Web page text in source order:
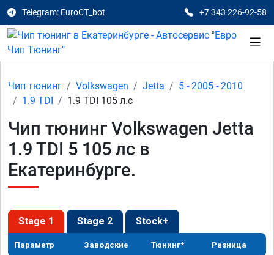
Telegram: EuroCT_bot +7 343 226-92-58
Чип тюнинг Volkswagen Jetta
5 - 2005 - 2010
1.9 TDI
1.9 TDI 105 л.с
Чип тюнинг Volkswagen Jetta
1.9 TDI 5 105 лс в
Екатеринбурге.
Stage 1 Stage 2 Stock+
Параметр Заводские Тюнинг* Разница